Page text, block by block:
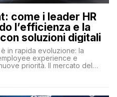
come i leader HR
l’efficienza e la
soluzioni digitali
è in rapida evoluzione: la
experience e
priorità. Il mercato del
competitivo con una lotta